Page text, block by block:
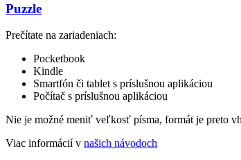
Puzzle
Prečítate na zariadeniach:
Pocketbook
Kindle
Smartfón či tablet s príslušnou aplikáciou
Počítač s príslušnou aplikáciou
Nie je možné meniť veľkosť písma, formát je preto
Viac informácií v našich návodoch